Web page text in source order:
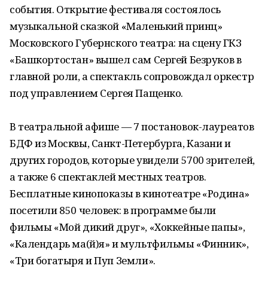
события. Открытие фестиваля состоялось
музыкальной сказкой «Маленький принц»
Московского Губернского театра: на сцену ГКЗ
«Башкортостан» вышел сам Сергей Безруков в
главной роли, а спектакль сопровождал оркестр
под управлением Сергея Пащенко.
В театральной афише — 7 постановок-лауреатов
БДФ из Москвы, Санкт-Петербурга, Казани и
других городов, которые увидели 5700 зрителей,
а также 6 спектаклей местных театров.
Бесплатные кинопоказы в кинотеатре «Родина»
посетили 850 человек: в программе были
фильмы «Мой дикий друг», «Хоккейные папы»,
«Календарь ма(й)я» и мультфильмы «Финник»,
«Три богатыря и Пуп Земли».